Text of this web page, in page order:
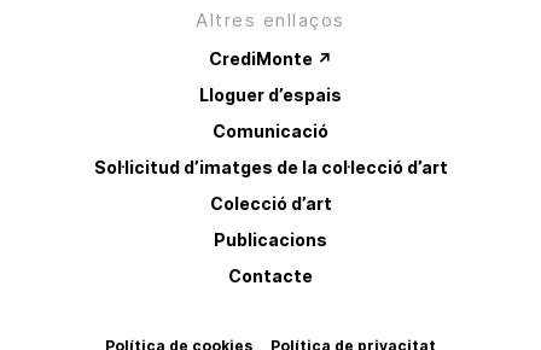
Altres enllaços
CrediMonte ↗
Lloguer d’espais
Comunicació
Sol·licitud d’imatges de la col·lecció d’art
Colecció d’art
Publicacions
Contacte
Política de cookies Política de privacitat